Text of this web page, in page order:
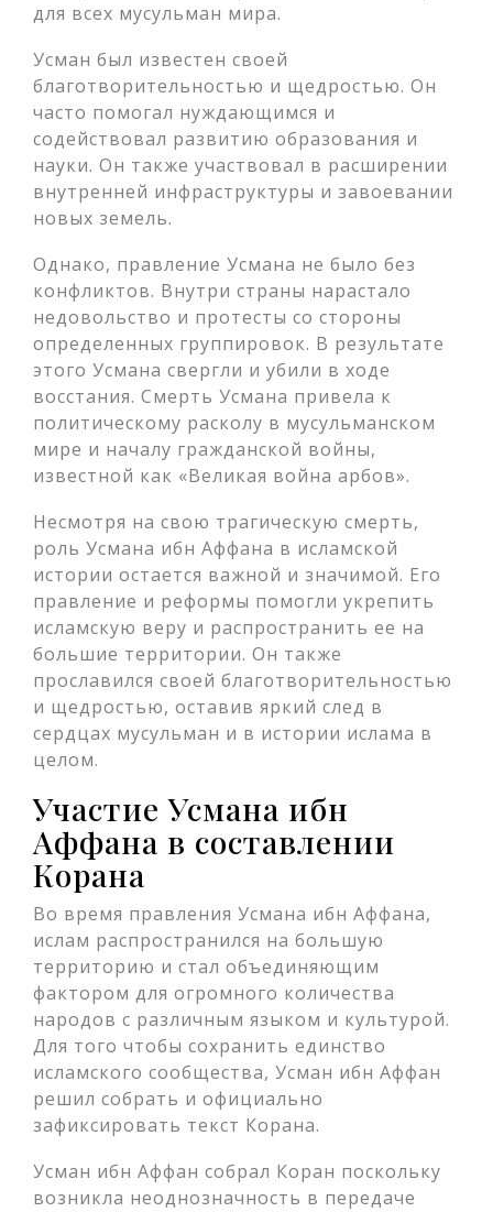
для всех мусульман мира.
Усман был известен своей
благотворительностью и щедростью. Он
часто помогал нуждающимся и
содействовал развитию образования и
науки. Он также участвовал в расширении
внутренней инфраструктуры и завоевании
новых земель.
Однако, правление Усмана не было без
конфликтов. Внутри страны нарастало
недовольство и протесты со стороны
определенных группировок. В результате
этого Усмана свергли и убили в ходе
восстания. Смерть Усмана привела к
политическому расколу в мусульманском
мире и началу гражданской войны,
известной как «Великая война арбов».
Несмотря на свою трагическую смерть,
роль Усмана ибн Аффана в исламской
истории остается важной и значимой. Его
правление и реформы помогли укрепить
исламскую веру и распространить ее на
большие территории. Он также
прославился своей благотворительностью
и щедростью, оставив яркий след в
сердцах мусульман и в истории ислама в
целом.
Участие Усмана ибн
Аффана в составлении
Корана
Во время правления Усмана ибн Аффана,
ислам распространился на большую
территорию и стал объединяющим
фактором для огромного количества
народов с различным языком и культурой.
Для того чтобы сохранить единство
исламского сообщества, Усман ибн Аффан
решил собрать и официально
зафиксировать текст Корана.
Усман ибн Аффан собрал Коран поскольку
возникла неоднозначность в передаче